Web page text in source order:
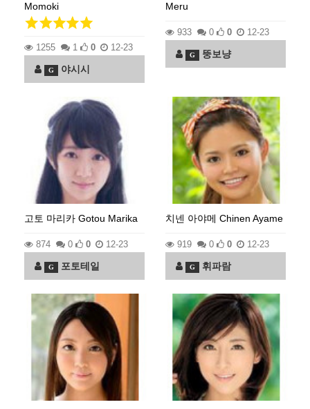
Momoki
1255 1 0 12-23
G 야시시
Meru
933 0 0 12-23
G 뚱보냥
고토 마리카 Gotou Marika
874 0 0 12-23
G 포토테일
치넨 아야메 Chinen Ayame
919 0 0 12-23
G 휘파람